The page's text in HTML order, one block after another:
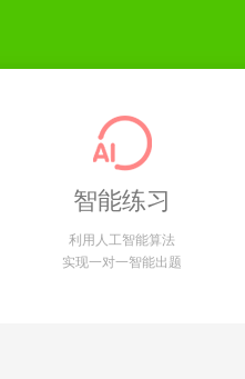
智能练习
利用人工智能算法
实现一对一智能出题